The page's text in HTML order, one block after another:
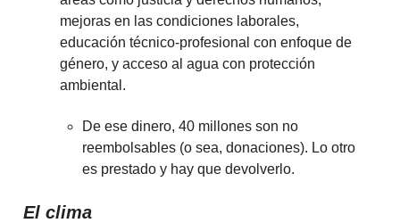
mejoras en las condiciones laborales,
educación técnico-profesional con enfoque de
género, y acceso al agua con protección
ambiental.
De ese dinero, 40 millones son no
reembolsables (o sea, donaciones). Lo otro
es prestado y hay que devolverlo.
El clima